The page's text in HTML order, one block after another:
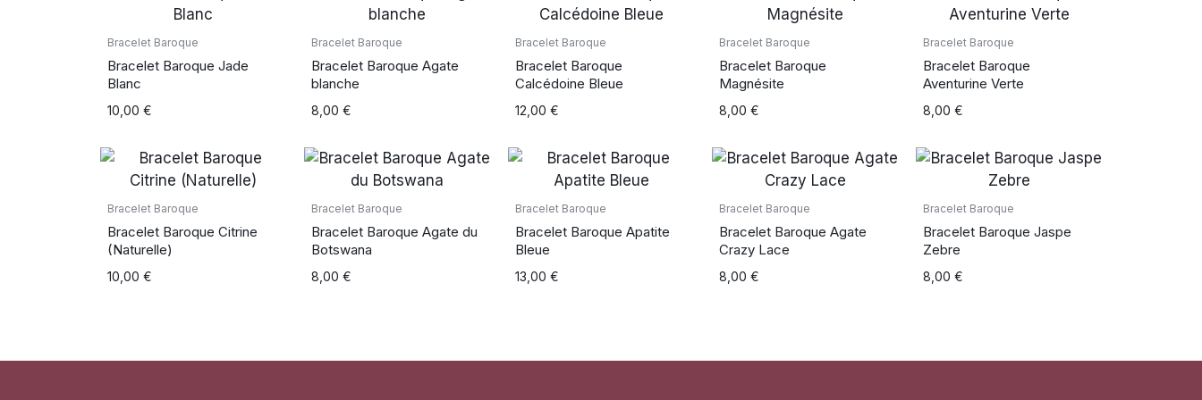
Bracelet Baroque
Bracelet Baroque Jade
Blanc
10,00 €
Bracelet Baroque
Bracelet Baroque Agate
blanche
8,00 €
Bracelet Baroque
Bracelet Baroque
Calcédoine Bleue
12,00 €
Bracelet Baroque
Bracelet Baroque
Magnésite
8,00 €
Bracelet Baroque
Bracelet Baroque
Aventurine Verte
8,00 €
Bracelet Baroque
Bracelet Baroque Citrine
(Naturelle)
10,00 €
Bracelet Baroque
Bracelet Baroque Agate du
Botswana
8,00 €
Bracelet Baroque
Bracelet Baroque Apatite
Bleue
13,00 €
Bracelet Baroque
Bracelet Baroque Agate
Crazy Lace
8,00 €
Bracelet Baroque
Bracelet Baroque Jaspe
Zebre
8,00 €